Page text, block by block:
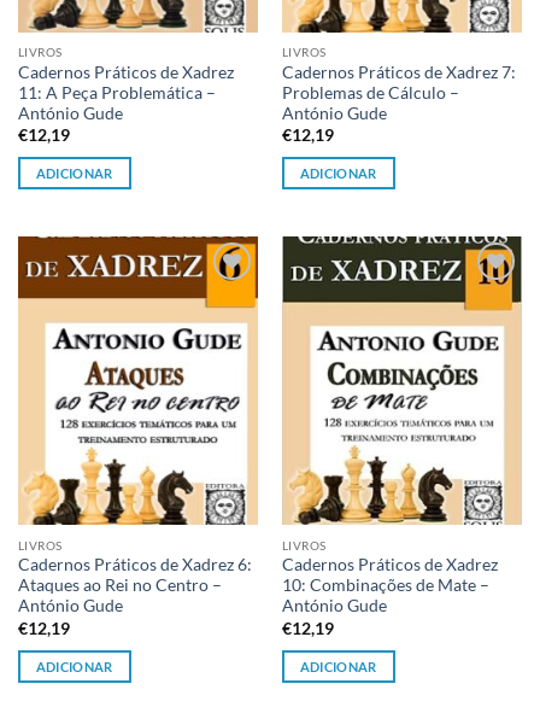
LIVROS
Cadernos Práticos de Xadrez
11: A Peça Problemática –
António Gude
€12,19
ADICIONAR
LIVROS
Cadernos Práticos de Xadrez 7:
Problemas de Cálculo –
António Gude
€12,19
ADICIONAR
Adicionar
à lista de
desejos
LIVROS
Cadernos Práticos de Xadrez 6:
Ataques ao Rei no Centro –
António Gude
€12,19
ADICIONAR
à lista de
desejos
LIVROS
Cadernos Práticos de Xadrez
10: Combinações de Mate –
António Gude
€12,19
ADICIONAR